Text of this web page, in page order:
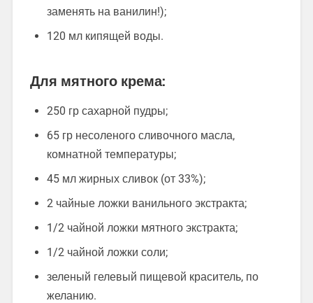
заменять на ванилин!);
120 мл кипящей воды.
Для мятного крема:
250 гр сахарной пудры;
65 гр несоленого сливочного масла,
комнатной температуры;
45 мл жирных сливок (от 33%);
2 чайные ложки ванильного экстракта;
1/2 чайной ложки мятного экстракта;
1/2 чайной ложки соли;
зеленый гелевый пищевой краситель, по
желанию.